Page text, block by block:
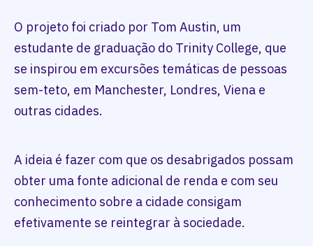
O projeto foi criado por Tom Austin, um
estudante de graduação do Trinity College, que
se inspirou em excursões temáticas de pessoas
sem-teto, em Manchester, Londres, Viena e
outras cidades.
A ideia é fazer com que os desabrigados possam
obter uma fonte adicional de renda e com seu
conhecimento sobre a cidade consigam
efetivamente se reintegrar à sociedade.